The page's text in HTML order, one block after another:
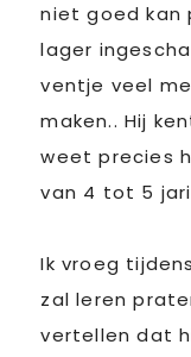
niet goed kan
lager
ventje veel
maken.. Hij
weet precies
van 4 tot 5
Ik vroeg
zal leren
vertellen dat